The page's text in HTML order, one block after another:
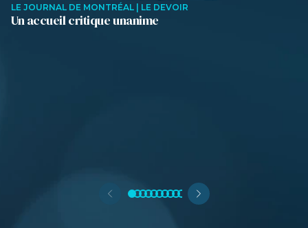
LE JOURNAL DE MONTRÉAL | LE DEVOIR
Un accueil critique unanime